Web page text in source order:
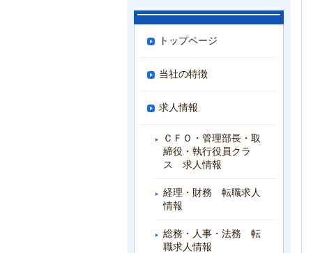
トップページ
当社の特徴
求人情報
ＣＦＯ・管理部長・取
締役・執行役員クラ
ス 求人情報
経理・財務 転職求人
情報
総務・人事・法務 転
職求人情報